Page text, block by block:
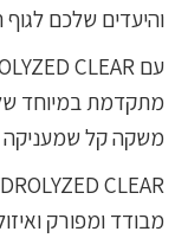
והיעדים שלכם
מתקדמת במיוחד של
משקה קל שמעניקה
מבודד ומפורק